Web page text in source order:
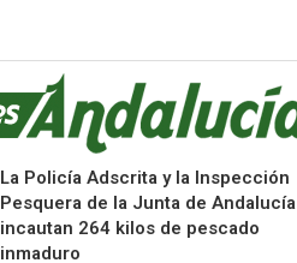
La Policía Adscrita y la Inspección
Pesquera de la Junta de Andalucía
incautan 264 kilos de pescado
inmaduro